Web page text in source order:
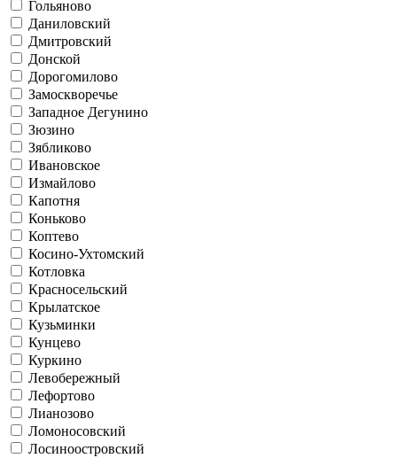
Гольяново
Даниловский
Дмитровский
Донской
Дорогомилово
Замоскворечье
Западное Дегунино
Зюзино
Зябликово
Ивановское
Измайлово
Капотня
Коньково
Коптево
Косино-Ухтомский
Котловка
Красносельский
Крылатское
Кузьминки
Кунцево
Куркино
Левобережный
Лефортово
Лианозово
Ломоносовский
Лосиноостровский